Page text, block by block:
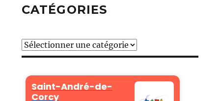
CATÉGORIES
Catégories